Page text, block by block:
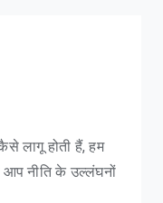
लागू होती हैं, हम
नीति के उल्लंघनों